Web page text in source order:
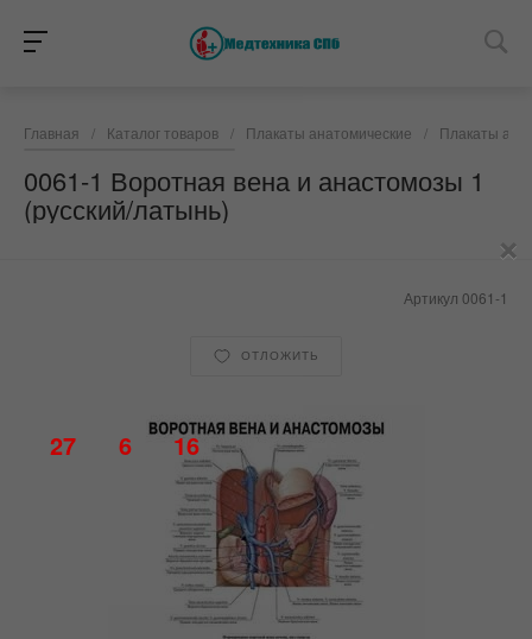
Главная / Каталог товаров / Плакаты анатомические / Плакаты
0061-1 Воротная вена и анастомозы 1
(русский/латынь)
Артикул 0061-1
ОТЛОЖИТЬ
×
27 6 16